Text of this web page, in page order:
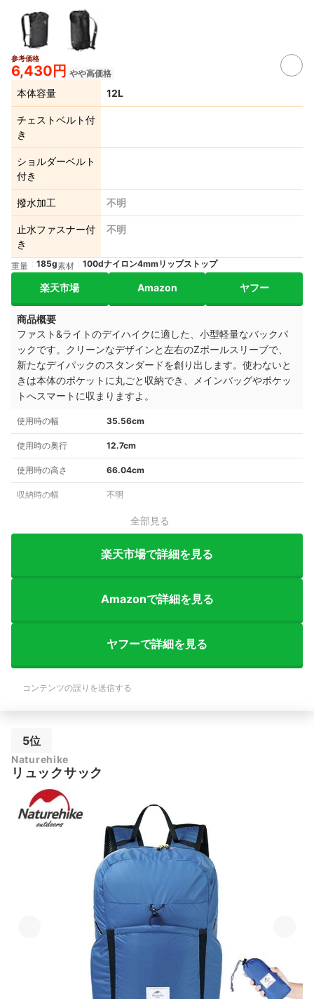
参考価格
6,430円 やや高価格
本体容量 12L
チェストベルト付
き
ショルダーベルト
付き
撥水加工 不明
止水ファスナー付
き
不明
重量 185g素材 100dナイロン4mmリップストップ
楽天市場 Amazon ヤフー
商品概要
ファスト&ライトのデイハイクに適した、小型軽量なバックパ
ックです。クリーンなデザインと左右のZポールスリーブで、
新たなデイパックのスタンダードを創り出します。 使わないと
きは本体のポケットに丸ごと収納でき、メインバッグやポケッ
トへスマートに収まりますよ 。
使用時の幅 35.56cm
使用時の奥行 12.7cm
使用時の高さ 66.04cm
収納時の幅 不明
全部見る
楽天市場で詳細を見る
Amazonで詳細を見る
ヤフーで詳細を見る
コンテンツの誤りを送信する
5位
Naturehike
リュックサック